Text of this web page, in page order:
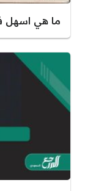
ما هي اسهل